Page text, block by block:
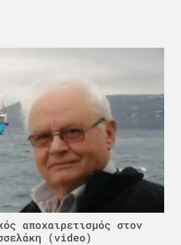
αποχαιρετισμός στον
(video)